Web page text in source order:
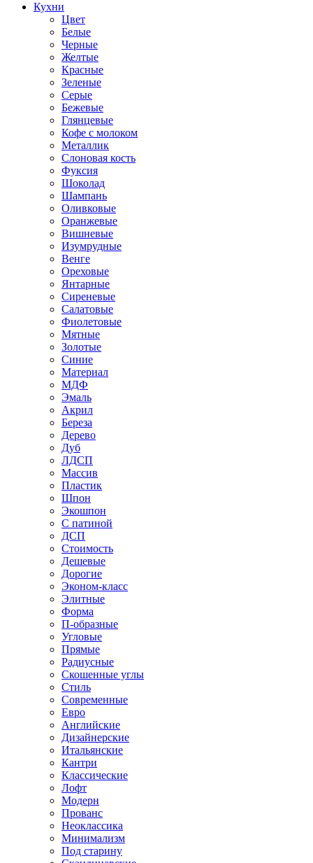
Кухни
Цвет
Белые
Черные
Желтые
Красные
Зеленые
Серые
Бежевые
Глянцевые
Кофе с молоком
Металлик
Слоновая кость
Фуксия
Шоколад
Шампань
Оливковые
Оранжевые
Вишневые
Изумрудные
Венге
Ореховые
Янтарные
Сиреневые
Салатовые
Фиолетовые
Мятные
Золотые
Синие
Материал
МДФ
Эмаль
Акрил
Береза
Дерево
Дуб
ЛДСП
Массив
Пластик
Шпон
Экошпон
С патиной
ДСП
Стоимость
Дешевые
Дорогие
Эконом-класс
Элитные
Форма
П-образные
Угловые
Прямые
Радиусные
Скошенные углы
Стиль
Современные
Евро
Английские
Дизайнерские
Итальянские
Кантри
Классические
Лофт
Модерн
Прованс
Неоклассика
Минимализм
Под старину